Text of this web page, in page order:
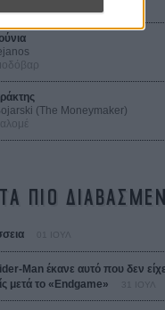
(The Moneymaker)
ΤΑ ΠΙΟ
Man έκανε αυτό που δεν
μετά το «Endgame»